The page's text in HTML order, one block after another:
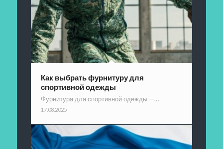
Как выбрать фурнитуру для
спортивной одежды
Фурнитура для спортивной одежды —…
17.08.2025